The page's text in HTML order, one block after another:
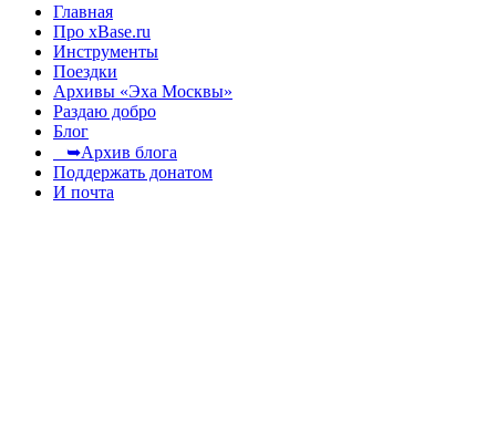
Главная
Про xBase.ru
Инструменты
Поездки
Архивы «Эха Москвы»
Раздаю добро
Блог
➥Архив блога
Поддержать донатом
И почта